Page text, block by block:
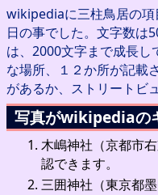
wikipediaに三柱鳥居の
日の事でした。文字数は
は、2000文字まで成長し
な場所、１２か所が記載
があるか、ストリートビ
写真がwikipediaの
木嶋神社（京都市右
認できます。
三囲神社（東京都墨